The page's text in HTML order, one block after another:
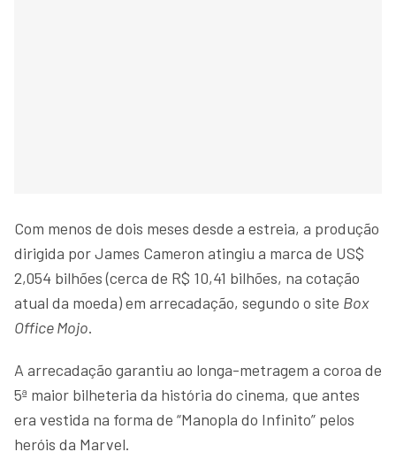
Com menos de dois meses desde a estreia, a produção
dirigida por James Cameron atingiu a marca de US$
2,054 bilhões (cerca de R$ 10,41 bilhões, na cotação
atual da moeda) em arrecadação, segundo o site Box
Office Mojo.
A arrecadação garantiu ao longa-metragem a coroa de
5ª maior bilheteria da história do cinema, que antes
era vestida na forma de “Manopla do Infinito” pelos
heróis da Marvel.